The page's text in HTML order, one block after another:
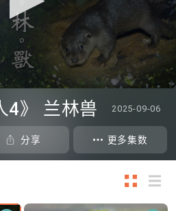
4》 兰林兽 2025-09-06
分享 更多集数